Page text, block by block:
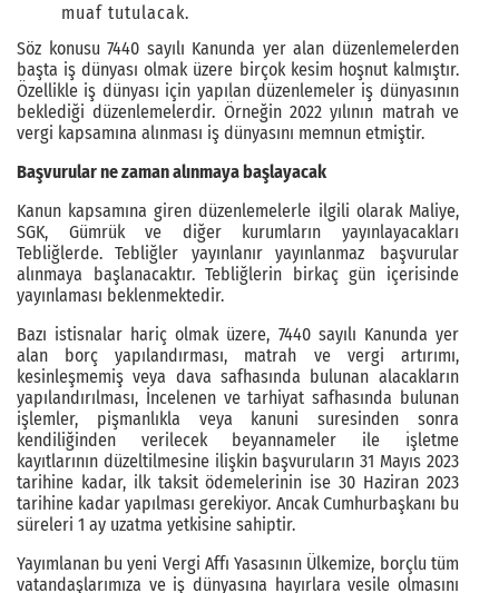
muaf tutulacak.
Söz konusu 7440 sayılı Kanunda yer alan düzenlemelerden
başta iş dünyası olmak üzere birçok kesim hoşnut kalmıştır.
Özellikle iş dünyası için yapılan düzenlemeler iş dünyasının
beklediği düzenlemelerdir. Örneğin 2022 yılının matrah ve
vergi kapsamına alınması iş dünyasını memnun etmiştir.
Başvurular ne zaman alınmaya başlayacak
Kanun kapsamına giren düzenlemelerle ilgili olarak Maliye,
SGK, Gümrük ve diğer kurumların yayınlayacakları
Tebliğlerde. Tebliğler yayınlanır yayınlanmaz başvurular
alınmaya başlanacaktır. Tebliğlerin birkaç gün içerisinde
yayınlaması beklenmektedir.
Bazı istisnalar hariç olmak üzere, 7440 sayılı Kanunda yer
alan borç yapılandırması, matrah ve vergi artırımı,
kesinleşmemiş veya dava safhasında bulunan alacakların
yapılandırılması, İncelenen ve tarhiyat safhasında bulunan
işlemler, pişmanlıkla veya kanuni suresinden sonra
kendiliğinden verilecek beyannameler ile ı̇şletme
kayıtlarının düzeltilmesine ilişkin başvuruların 31 Mayıs 2023
tarihine kadar, ilk taksit ödemelerinin ise 30 Haziran 2023
tarihine kadar yapılması gerekiyor. Ancak Cumhurbaşkanı bu
süreleri 1 ay uzatma yetkisine sahiptir.
Yayımlanan bu yeni Vergi Affı Yasasının Ülkemize, borçlu tüm
vatandaşlarımıza ve iş dünyasına hayırlara vesile olmasını